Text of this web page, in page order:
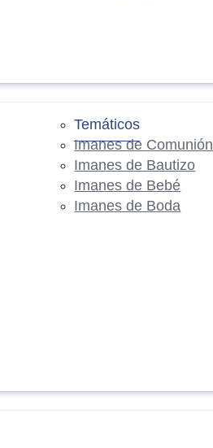
Temáticos
Imanes de Comunión
Imanes de Bautizo
Imanes de Bebé
Imanes de Boda